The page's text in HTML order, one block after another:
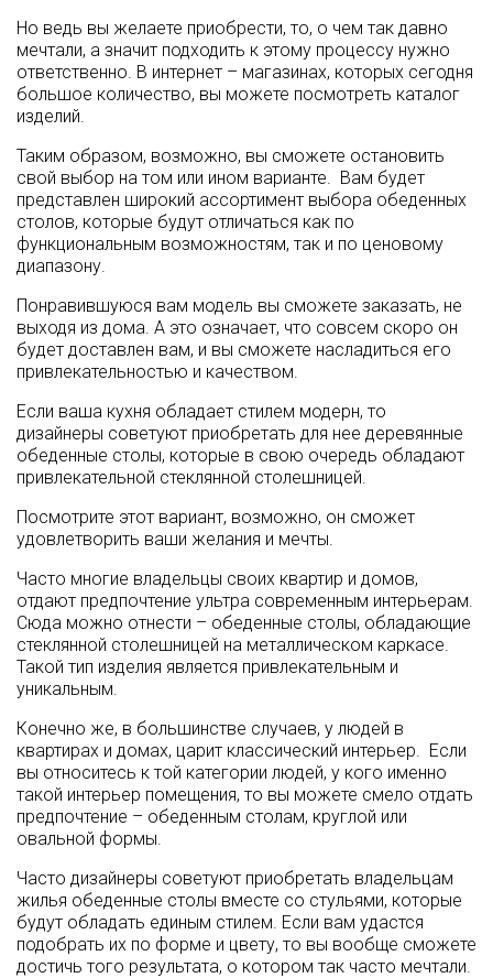
Но ведь вы желаете приобрести, то, о чем так давно
мечтали, а значит подходить к этому процессу нужно
ответственно. В интернет – магазинах, которых сегодня
большое количество, вы можете посмотреть каталог
изделий.
Таким образом, возможно, вы сможете остановить
свой выбор на том или ином варианте. Вам будет
представлен широкий ассортимент выбора обеденных
столов, которые будут отличаться как по
функциональным возможностям, так и по ценовому
диапазону.
Понравившуюся вам модель вы сможете заказать, не
выходя из дома. А это означает, что совсем скоро он
будет доставлен вам, и вы сможете насладиться его
привлекательностью и качеством.
Если ваша кухня обладает стилем модерн, то
дизайнеры советуют приобретать для нее деревянные
обеденные столы, которые в свою очередь обладают
привлекательной стеклянной столешницей.
Посмотрите этот вариант, возможно, он сможет
удовлетворить ваши желания и мечты.
Часто многие владельцы своих квартир и домов,
отдают предпочтение ультра современным интерьерам.
Сюда можно отнести – обеденные столы, обладающие
стеклянной столешницей на металлическом каркасе.
Такой тип изделия является привлекательным и
уникальным.
Конечно же, в большинстве случаев, у людей в
квартирах и домах, царит классический интерьер. Если
вы относитесь к той категории людей, у кого именно
такой интерьер помещения, то вы можете смело отдать
предпочтение – обеденным столам, круглой или
овальной формы.
Часто дизайнеры советуют приобретать владельцам
жилья обеденные столы вместе со стульями, которые
будут обладать единым стилем. Если вам удастся
подобрать их по форме и цвету, то вы вообще сможете
достичь того результата, о котором так часто мечтали.